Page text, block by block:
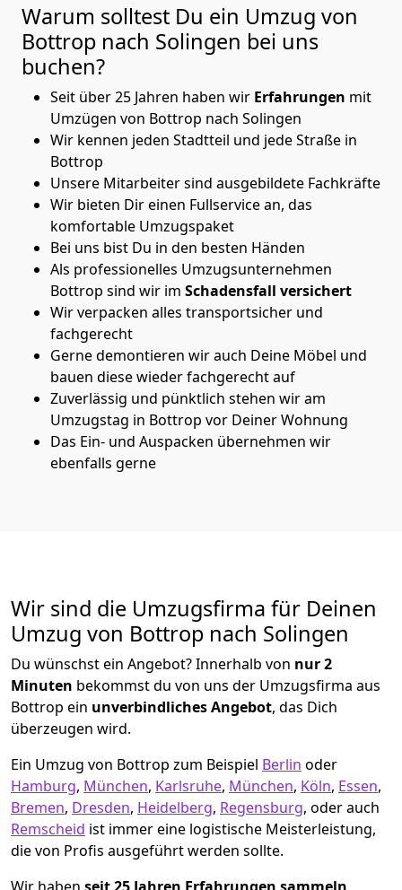
Warum solltest Du ein Umzug von
Bottrop nach Solingen bei uns
buchen?
Seit über 25 Jahren haben wir Erfahrungen mit
Umzügen von Bottrop nach Solingen
Wir kennen jeden Stadtteil und jede Straße in
Bottrop
Unsere Mitarbeiter sind ausgebildete Fachkräfte
Wir bieten Dir einen Fullservice an, das
komfortable Umzugspaket
Bei uns bist Du in den besten Händen
Als professionelles Umzugsunternehmen
Bottrop sind wir im Schadensfall versichert
Wir verpacken alles transportsicher und
fachgerecht
Gerne demontieren wir auch Deine Möbel und
bauen diese wieder fachgerecht auf
Zuverlässig und pünktlich stehen wir am
Umzugstag in Bottrop vor Deiner Wohnung
Das Ein- und Auspacken übernehmen wir
ebenfalls gerne
Wir sind die Umzugsfirma für Deinen
Umzug von Bottrop nach Solingen
Du wünschst ein Angebot? Innerhalb von nur 2
Minuten bekommst du von uns der Umzugsfirma aus
Bottrop ein unverbindliches Angebot, das Dich
überzeugen wird.
Ein Umzug von Bottrop zum Beispiel Berlin oder
Hamburg, München, Karlsruhe, München, Köln, Essen,
Bremen, Dresden, Heidelberg, Regensburg, oder auch
Remscheid ist immer eine logistische Meisterleistung,
die von Profis ausgeführt werden sollte.